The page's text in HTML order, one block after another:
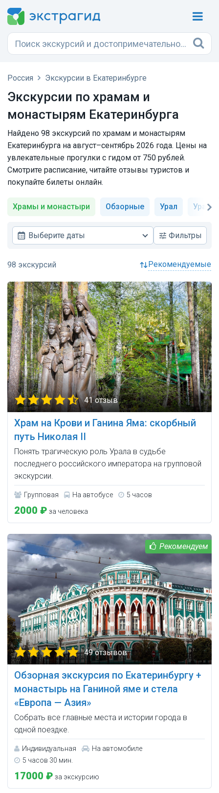
Россия Экскурсии в Екатеринбурге
Экскурсии по храмам и
монастырям Екатеринбурга
Найдено 98 экскурсий по храмам и монастырям
Екатеринбурга на август–сентябрь 2026 года. Цены на
увлекательные прогулки с гидом от 750 рублей.
Смотрите расписание, читайте отзывы туристов и
покупайте билеты онлайн.
Храмы и монастыри Обзорные Урал
Выберите даты Фильтры
рекомендуемые
41 отзыв
Храм на Крови и Ганина Яма: скорбный
путь Николая II
Понять трагическую роль Урала в судьбе
последнего российского императора на групповой
экскурсии.
Групповая На автобусе 5 часов
2000 ₽ за человека
49 отзывов
Обзорная экскурсия по Екатеринбургу +
монастырь на Ганиной яме и стела
«Европа — Азия»
Собрать все главные места и истории города в
одной поездке.
Индивидуальная
На автомобиле
5 часов 30 мин.
17000 ₽ за экскурсию